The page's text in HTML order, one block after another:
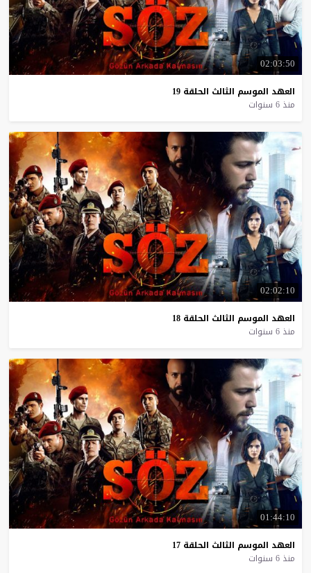
02:03:50
العهد الموسم الثالث الحلقة 19
منذ 6 سنوات
02:02:10
العهد الموسم الثالث الحلقة 18
منذ 6 سنوات
01:44:10
العهد الموسم الثالث الحلقة 17
منذ 6 سنوات